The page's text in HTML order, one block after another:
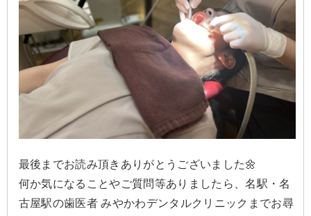
最後までお読み頂きありがとうございました🌼
何か気になることやご質問等ありましたら、名駅・名
古屋駅の歯医者 みやかわデンタルクリニックまでお尋